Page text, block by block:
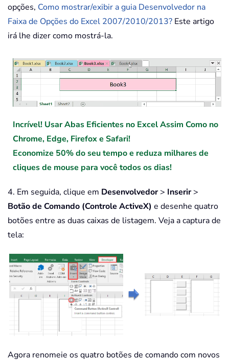
opções, Como mostrar/exibir a guia Desenvolvedor na
Faixa de Opções do Excel 2007/2010/2013? Este artigo
irá lhe dizer como mostrá-la.
Incrível! Usar Abas Eficientes no Excel Assim Como no
Chrome, Edge, Firefox e Safari!
Economize 50% do seu tempo e reduza milhares de
cliques de mouse para você todos os dias!
4. Em seguida, clique em Desenvolvedor> Inserir>
Botão de Comando (Controle ActiveX) e desenhe quatro
botões entre as duas caixas de listagem. Veja a captura de
tela:
Agora renomeie os quatro botões de comando com novos